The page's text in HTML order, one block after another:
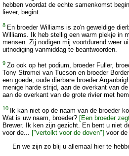
hebben voordat de echte samenkomst
liever, begint.
8 En broeder Williams is zo'n geweldige
Williams. Ik heb stellig een warm plekje in
mensen. Zij nodigen mij voortdurend weer
uitnodiging vanmiddag te beantwoorden.
9 Zo ook op het podium, broeder Fuller,
Tony Stromei van Tucson en broeder
een goede, oude dierbare broeder
menige harde strijd, aan de overkant van
aan de overkant van de grote rivier met
10
Ik kan niet op de naam van de broeder
Wat is uw naam, broeder? [Een broeder
Brewer. Ik ken zijn gezicht. En bent u niet
voor de...
["vertolkt voor de doven"] voor de
En we zijn zo blij u allemaal hier te